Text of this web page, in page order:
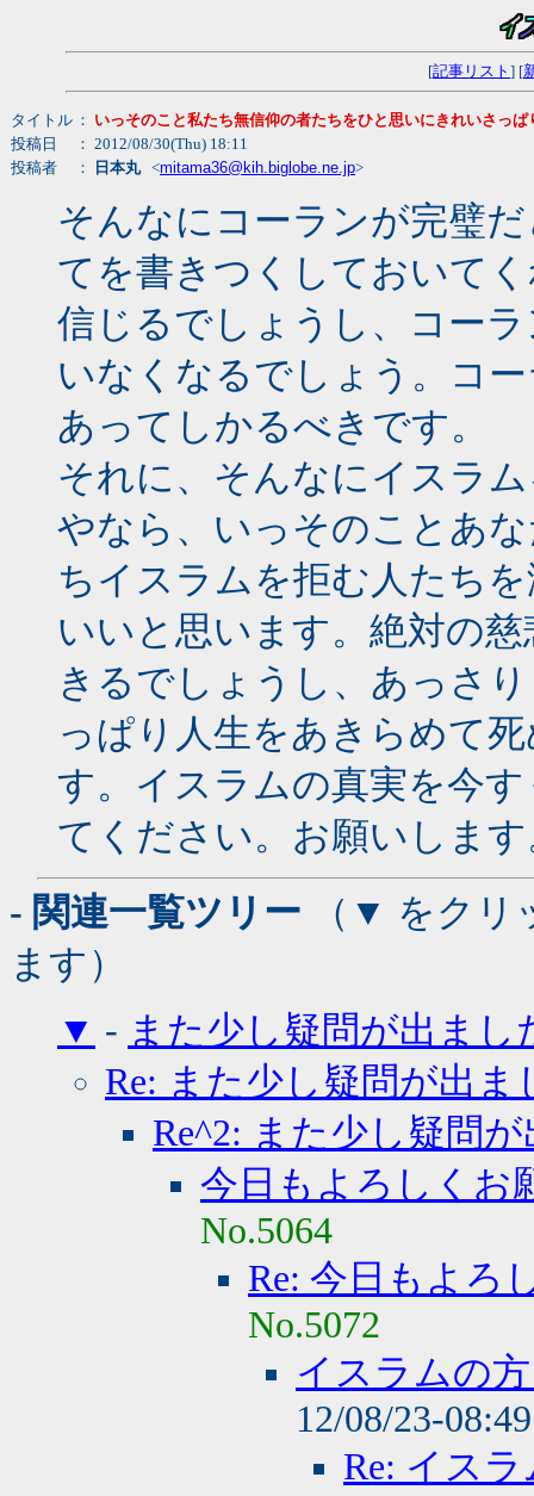
[記事リスト ] [
タイトル ： いっそのこと私たち無信仰の者たちをひと思いにきれいさっ
投稿日
： 2012/08/30(Thu) 18:11
投稿者
： 日本丸<mitama36@kih.biglobe.ne.jp>
そんなにコーランが完璧
てを書きつくしておいて
信じるでしょうし、コー
いなくなるでしょう。コ
あってしかるべきです。
それに、そんなにイスラ
やなら、いっそのことあ
ちイスラムを拒む人たち
いいと思います。絶対の
きるでしょうし、あっさ
っぱり人生をあきらめて
す。イスラムの真実を今
てください。お願いしま
- 関連一覧ツリー （▼ をクリ
ます）
▼ - また少し疑問が出まし
Re: また少し疑問が出ま
Re^2: また少し疑問
今日もよろしくお
No.5064
Re: 今日もよろ
No.5072
イスラムの
12/08/23-
Re: イス